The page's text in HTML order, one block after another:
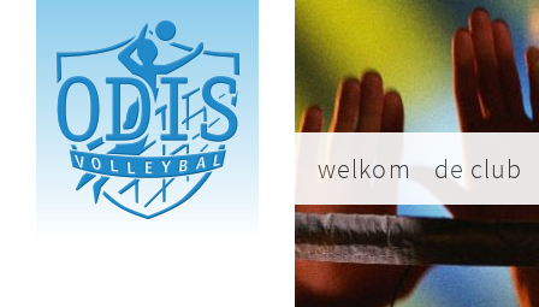
welkom de club